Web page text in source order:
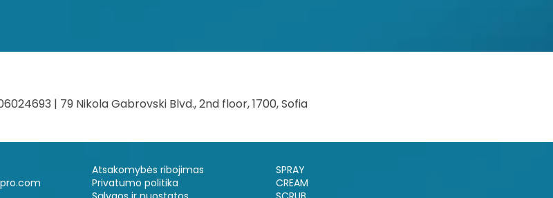
| 79 Nikola Gabrovski Blvd., 2nd floor, 1700, Sofia
Atsakomybės ribojimas
Privatumo politika
SPRAY
CREAM